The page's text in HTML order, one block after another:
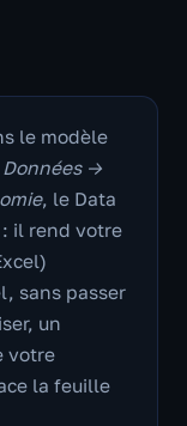
le modèle
Données →
, le Data
: il rend votre
sans passer
un
votre
la feuille